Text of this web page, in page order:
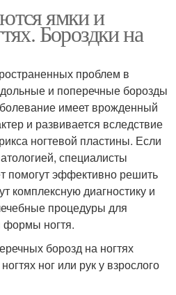
ямки и
Бороздки на
проблем в
и поперечные борозды
имеет врожденный
и развивается вследствие
ногтевой пластины. Если
специалисты
помогут эффективно решить
комплексную диагностику и
процедуры для
формы ногтя.
борозд на ногтях
ног или рук у взрослого